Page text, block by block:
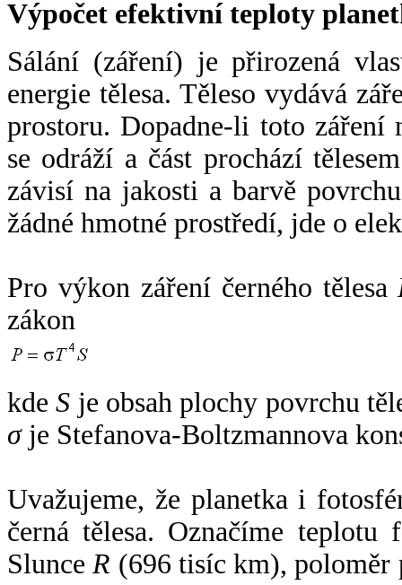
Výpočet efektivní teploty
Sálání (záření) je přirozená
energie tělesa. Těleso vydává
prostoru. Dopadne-li toto záření
se odráží a část prochází
závisí na jakosti a barvě
žádné hmotné prostředí, jde o
Pro výkon záření černého tělesa
zákon
kdeS je obsah plochy povrchu
σje Stefanova-Boltzmannova
Uvažujeme, že planetka i
černá tělesa. Označíme
SlunceR (696 tisíc km),